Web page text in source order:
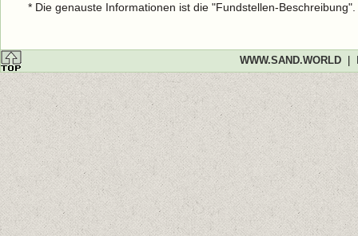
* Die genauste Informationen ist die "Fundstellen-
WWW.SAND.WORLD|